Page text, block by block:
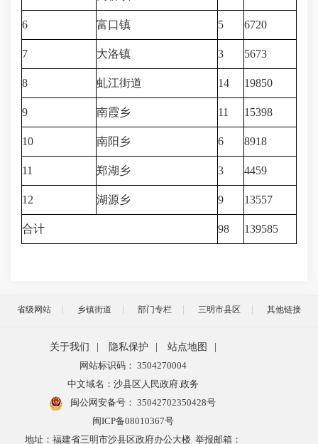
6 富口镇 5 6720
7 大洛镇 3 5673
8 虬江街道 14 19850
9 南霞乡 11 15398
10 南阳乡 6 8918
11 郑湖乡 3 4459
12 湖源乡 9 13557
合计 98 139585
省级网站 乡镇街道 部门专栏 三明市县区 其他链接
关于我们 隐私保护 站点地图
网站标识码： 3504270004
中文域名：沙县区人民政府.政务
闽公网安备号： 35042702350428号
闽ICP备08010367号
地址：福建省三明市沙县区政府办公大楼 举报邮箱：